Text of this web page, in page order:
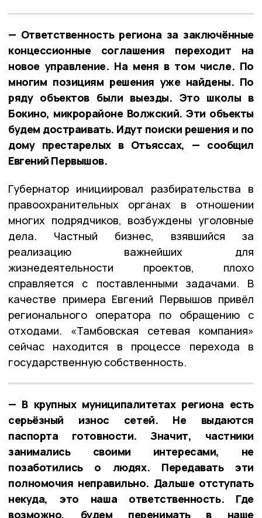
— Ответственность региона за заключённые
концессионные соглашения переходит на
новое управление. На меня в том числе. По
многим позициям решения уже найдены. По
ряду объектов были выезды. Это школы в
Бокино, микрорайоне Волжский. Эти объекты
будем достраивать. Идут поиски решения и по
дому престарелых в Отъяссах, — сообщил
Евгений Первышов.
Губернатор инициировал разбирательства в
правоохранительных органах в отношении
многих подрядчиков, возбуждены уголовные
дела. Частный бизнес, взявшийся за
реализацию важнейших для
жизнедеятельности проектов, плохо
справляется с поставленными задачами. В
качестве примера Евгений Первышов привёл
регионального оператора по обращению с
отходами. «Тамбовская сетевая компания»
сейчас находится в процессе перехода в
государственную собственность.
— В крупных муниципалитетах региона есть
серьёзный износ сетей. Не выдаются
паспорта готовности. Значит, частники
занимались своими интересами, не
позаботились о людях. Передавать эти
полномочия неправильно. Дальше отступать
некуда, это наша ответственность. Где
возможно, будем перенимать в наше